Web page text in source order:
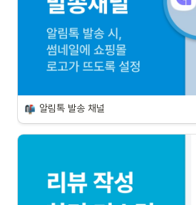
알림톡 발송 채널